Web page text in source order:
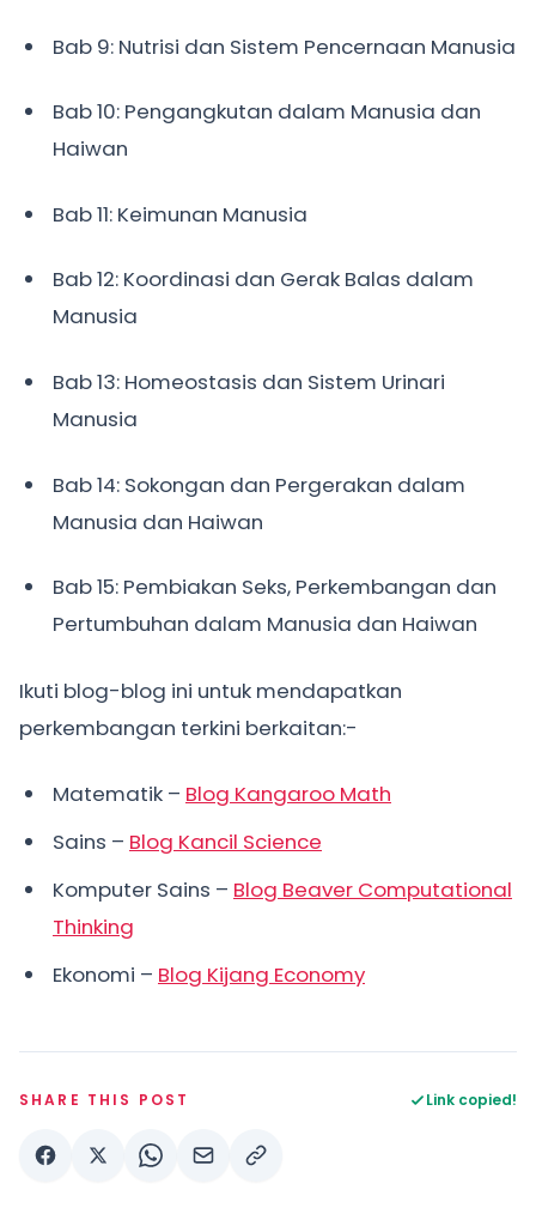
Bab 9: Nutrisi dan Sistem Pencernaan Manusia
Bab 10: Pengangkutan dalam Manusia dan
Haiwan
Bab 11: Keimunan Manusia
Bab 12: Koordinasi dan Gerak Balas dalam
Manusia
Bab 13: Homeostasis dan Sistem Urinari
Manusia
Bab 14: Sokongan dan Pergerakan dalam
Manusia dan Haiwan
Bab 15: Pembiakan Seks, Perkembangan dan
Pertumbuhan dalam Manusia dan Haiwan
Ikuti blog-blog ini untuk mendapatkan
perkembangan terkini berkaitan:-
Matematik – Blog Kangaroo Math
Sains – Blog Kancil Science
Komputer Sains – Blog Beaver Computational
Thinking
Ekonomi – Blog Kijang Economy
SHARE THIS POST Link copied!